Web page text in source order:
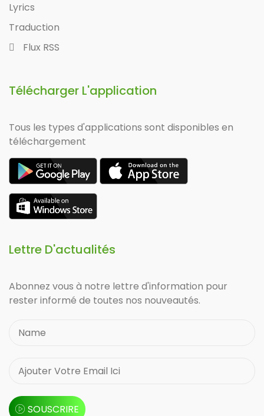
Lyrics
Traduction
Flux RSS
Télécharger L'application
Tous les types d'applications sont disponibles en
téléchargement
Lettre D'actualités
Abonnez vous à notre lettre d'information pour
rester informé de toutes nos nouveautés.
SOUSCRIRE